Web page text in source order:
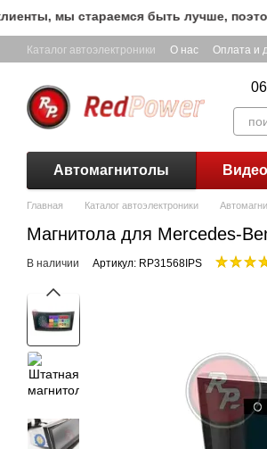
Перейти к основному контенту
мы стараемся быть лучше, поэтому
Каталог автоэлектроники О нас Оплата и
Автомагнитолы
Главная Каталог автоэлектроники
Магнитола для Mercedes-
В наличии Артикул: RP31568IPS